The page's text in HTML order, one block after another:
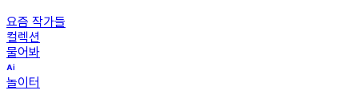
요즘 작가들
컬렉션
물어봐
놀이터